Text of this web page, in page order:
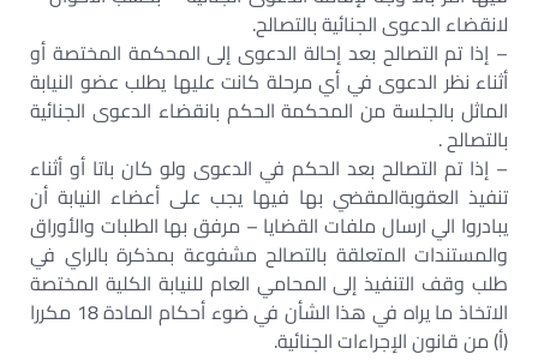
لانقضاء الدعوى الجنائية بالتصالح.
– إذا تم التصالح بعد إحالة الدعوى إلى المحكمة المختصة أو
أثناء نظر الدعوى في أي مرحلة كانت عليها يطلب عضو النيابة
الماثل بالجلسة من المحكمة الحكم بانقضاء الدعوى الجنائية
بالتصالح .
– إذا تم التصالح بعد الحكم في الدعوى ولو كان باتا أو أثناء
تنفيذ العقوبةالمقضي بها فيها يجب على أعضاء النيابة أن
يبادروا الي ارسال ملفات القضايا – مرفق بها الطلبات والأوراق
والمستندات المتعلقة بالتصالح مشفوعة بمذكرة بالراي في
طلب وقف التنفيذ إلى المحامي العام للنيابة الكلية المختصة
الاتخاذ ما يراه في هذا الشأن في ضوء أحكام المادة 18 مكررا
(أ) من قانون الإجراءات الجنائية.